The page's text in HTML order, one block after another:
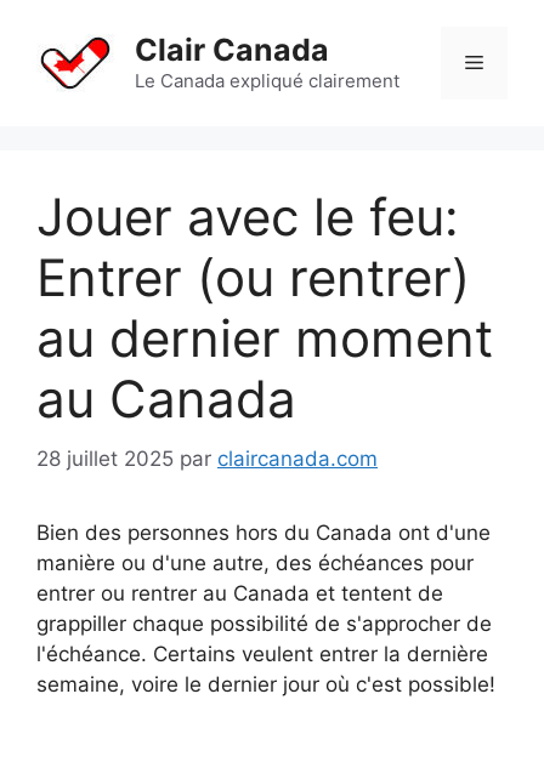
contenu
Clair Canada
Le Canada expliqué clairement
Menu
Jouer avec le feu:
Entrer (ou rentrer)
au dernier moment
au Canada
28 juillet 2025 par claircanada.com
Bien des personnes hors du Canada ont d'une
manière ou d'une autre, des échéances pour
entrer ou rentrer au Canada et tentent de
grappiller chaque possibilité de s'approcher de
l'échéance. Certains veulent entrer la dernière
semaine, voire le dernier jour où c'est possible!